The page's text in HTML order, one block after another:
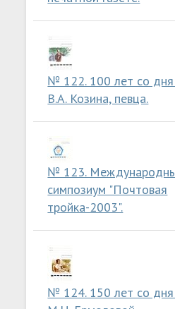
№ 122. 100 лет со
В.А. Козина, певца.
№ 123.
симпозиум "Почтовая
тройка-2003".
№ 124. 150 лет со